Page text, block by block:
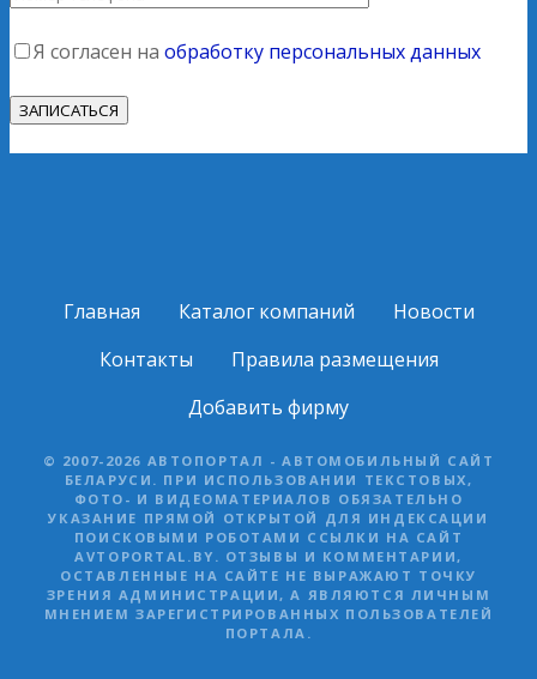
Я согласен на обработку персональных данных
Главная Каталог компаний
Новости
Контакты
Правила размещения
Добавить фирму
© 2007-2026 АВТОПОРТАЛ - АВТОМОБИЛЬНЫЙ САЙТ
БЕЛАРУСИ. ПРИ ИСПОЛЬЗОВАНИИ ТЕКСТОВЫХ,
ФОТО- И ВИДЕОМАТЕРИАЛОВ ОБЯЗАТЕЛЬНО
УКАЗАНИЕ ПРЯМОЙ ОТКРЫТОЙ ДЛЯ ИНДЕКСАЦИИ
ПОИСКОВЫМИ РОБОТАМИ ССЫЛКИ НА САЙТ
AVTOPORTAL.BY. ОТЗЫВЫ И КОММЕНТАРИИ,
ОСТАВЛЕННЫЕ НА САЙТЕ НЕ ВЫРАЖАЮТ ТОЧКУ
ЗРЕНИЯ АДМИНИСТРАЦИИ, А ЯВЛЯЮТСЯ ЛИЧНЫМ
МНЕНИЕМ ЗАРЕГИСТРИРОВАННЫХ ПОЛЬЗОВАТЕЛЕЙ
ПОРТАЛА.